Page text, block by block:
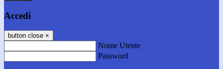
Accedi
button close ×
Nome Utente
Password